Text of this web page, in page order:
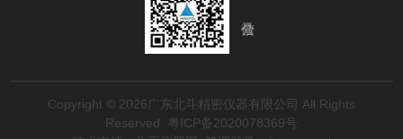
Copyright © 2026广东北斗精密仪器有限公司 All Rights
Reserved
粤ICP备2020078369号